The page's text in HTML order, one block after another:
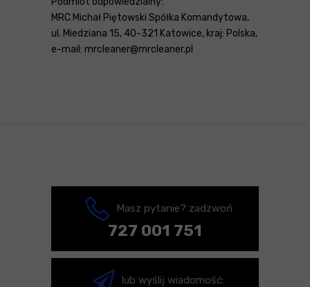
MRC Michał Piętowski Spółka Komandytowa,
ul. Miedziana 15, 40-321 Katowice, kraj: Polska,
e-mail: mrcleaner@mrcleaner.pl
Masz pytanie? zadzwoń
727 001 751
lub wyślij wiadomość: